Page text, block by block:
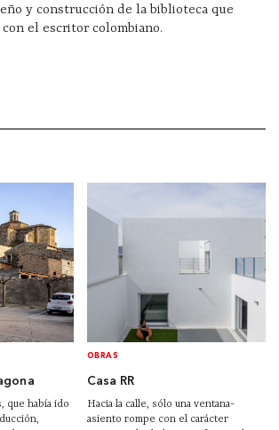
y construcción de la biblioteca que
el escritor colombiano.
que había ido
OBRAS
Casa RR
Hacia la calle, sólo una ventana-
asiento rompe con el carácter